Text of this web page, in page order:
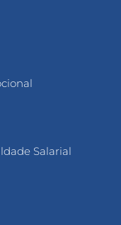
Salarial